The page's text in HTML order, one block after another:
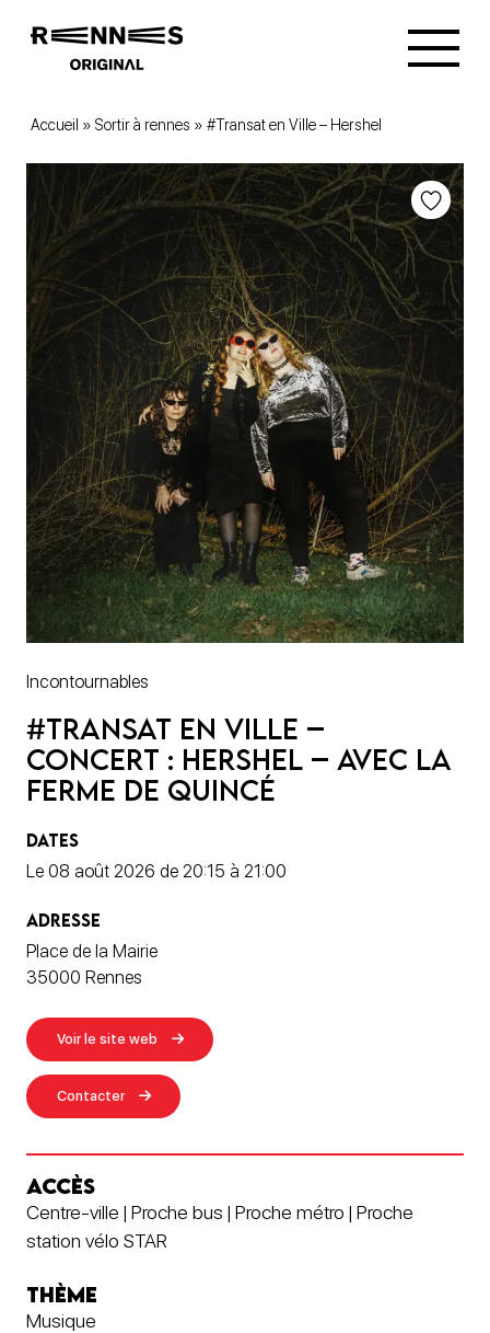
Accueil » Sortir à rennes » #Transat en Ville – Hershel
Incontournables
#Transat en ville –
Concert : Hershel – Avec la
Ferme de Quincé
DATES
Le 08 août 2026 de 20:15 à 21:00
ADRESSE
Place de la Mairie
35000 Rennes
Voir le site web
Contacter
ACCÈS
Centre-ville | Proche bus | Proche métro | Proche
station vélo STAR
THÈME
Musique